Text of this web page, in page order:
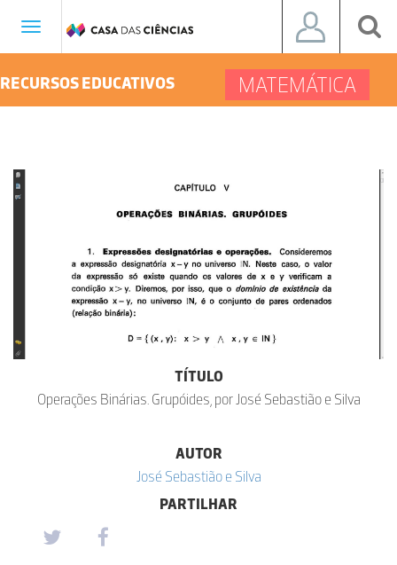
Toggle
RECURSOS EDUCATIVOS MATEMÁTICA
TÍTULO
Operações Binárias. Grupóides, por José Sebastião e Silva
AUTOR
José Sebastião e Silva
PARTILHAR